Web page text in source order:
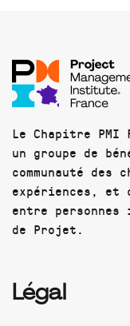
Le Chapitre PMI
un groupe de
communauté
expériences, et
entre personnes
de Projet.
Légal